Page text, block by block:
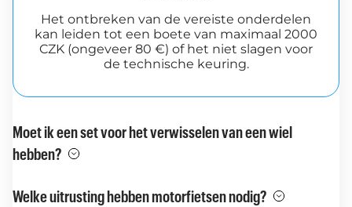
Het ontbreken van de vereiste onderdelen
kan leiden tot een boete van maximaal 2000
CZK (ongeveer 80 €) of het niet slagen voor
de technische keuring.
Moet ik een set voor het verwisselen van een wiel
hebben?
Welke uitrusting hebben motorfietsen nodig?